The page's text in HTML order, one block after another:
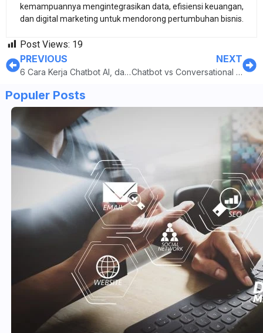
kemampuannya mengintegrasikan data, efisiensi keuangan,
dan digital marketing untuk mendorong pertumbuhan bisnis.
Post Views: 19
PREVIOUS
6 Cara Kerja Chatbot AI, dari Proses Input sampai Feedback Loop
NEXT
Chatbot vs Conversational AI, Mana yang Paling Cocok untuk Bisnismu?
Populer Posts